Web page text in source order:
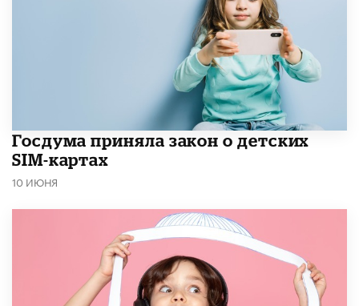
Госдума приняла закон о детских
SIM-картах
10 ИЮНЯ